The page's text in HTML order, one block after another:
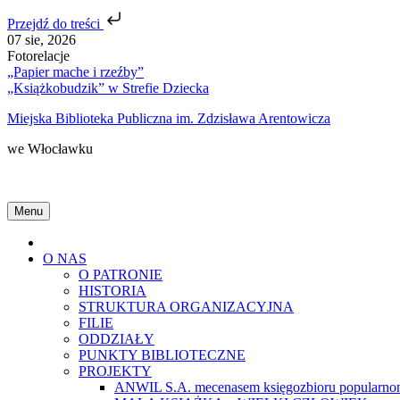
Przejdź do treści
Skip
to
content
07 sie, 2026
Fotorelacje
„Papier mache i rzeźby”
„Książkobudzik” w Strefie Dziecka
Miejska Biblioteka Publiczna im. Zdzisława Arentowicza
we Włocławku
Menu
O NAS
O PATRONIE
HISTORIA
STRUKTURA ORGANIZACYJNA
FILIE
ODDZIAŁY
PUNKTY BIBLIOTECZNE
PROJEKTY
ANWIL S.A. mecenasem księgozbioru